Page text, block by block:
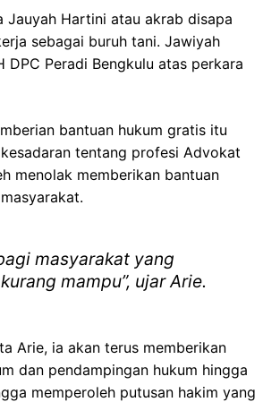
Jauyah Hartini atau akrab disapa
sebagai buruh tani. Jawiyah
DPC Peradi Bengkulu atas perkara
bantuan hukum gratis itu
tentang profesi Advokat
menolak memberikan bantuan
masyarakat yang
mampu”, ujar Arie.
Arie, ia akan terus memberikan
dan pendampingan hukum hingga
memperoleh putusan hakim yang